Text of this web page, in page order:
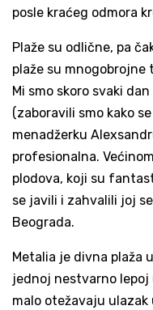
posle kraćeg odmora
Plaže su odlične, pa
plaže su mnogobrojne
Mi smo skoro svaki
(zaboravili smo kako
menadžerku
profesionalna.
plodova, koji su
se javili i zahvalili joj
Beograda.
Metalia je divna plaža
jednoj nestvarno lepoj
malo otežavaju ulazak